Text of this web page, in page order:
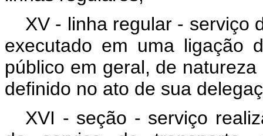
XV - linha regular - serviço
executado em uma ligação
público em geral, de
definido no ato de sua
XVI - seção - serviço